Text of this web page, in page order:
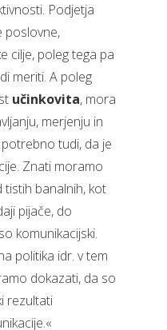
Podjetja
poslovne,
cilje, poleg tega pa
meriti. A poleg
učinkovita, mora
merjenju in
tudi, da je
Znati moramo
tistih banalnih, kot
pijače, do
komunikacijski.
politika idr. v tem
dokazati, da so
rezultati